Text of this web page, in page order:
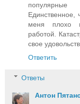
Единственное,
меня плохо
работой.
свое
Ответить
Ответы
Антон